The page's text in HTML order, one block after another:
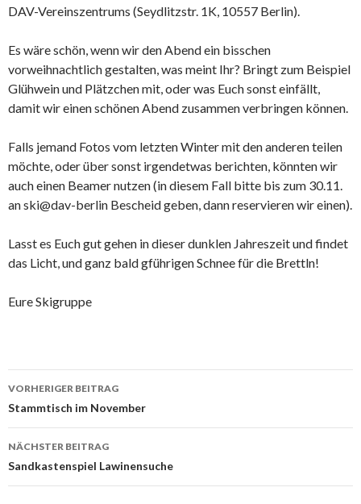
DAV-Vereinszentrums (Seydlitzstr. 1K, 10557 Berlin).
Es wäre schön, wenn wir den Abend ein bisschen
vorweihnachtlich gestalten, was meint Ihr? Bringt zum Beispiel
Glühwein und Plätzchen mit, oder was Euch sonst einfällt,
damit wir einen schönen Abend zusammen verbringen können.
Falls jemand Fotos vom letzten Winter mit den anderen teilen
möchte, oder über sonst irgendetwas berichten, könnten wir
auch einen Beamer nutzen (in diesem Fall bitte bis zum 30.11.
an ski@dav-berlin Bescheid geben, dann reservieren wir einen).
Lasst es Euch gut gehen in dieser dunklen Jahreszeit und findet
das Licht, und ganz bald gführigen Schnee für die Brettln!
Eure Skigruppe
Beitrags-
Navigation
VORHERIGER BEITRAG
Stammtisch im November
NÄCHSTER BEITRAG
Sandkastenspiel Lawinensuche